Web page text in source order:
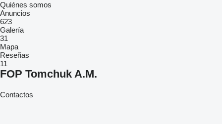
Quiénes somos
Anuncios
623
Galería
31
Mapa
Reseñas
11
FOP Tomchuk A.M.
Contactos